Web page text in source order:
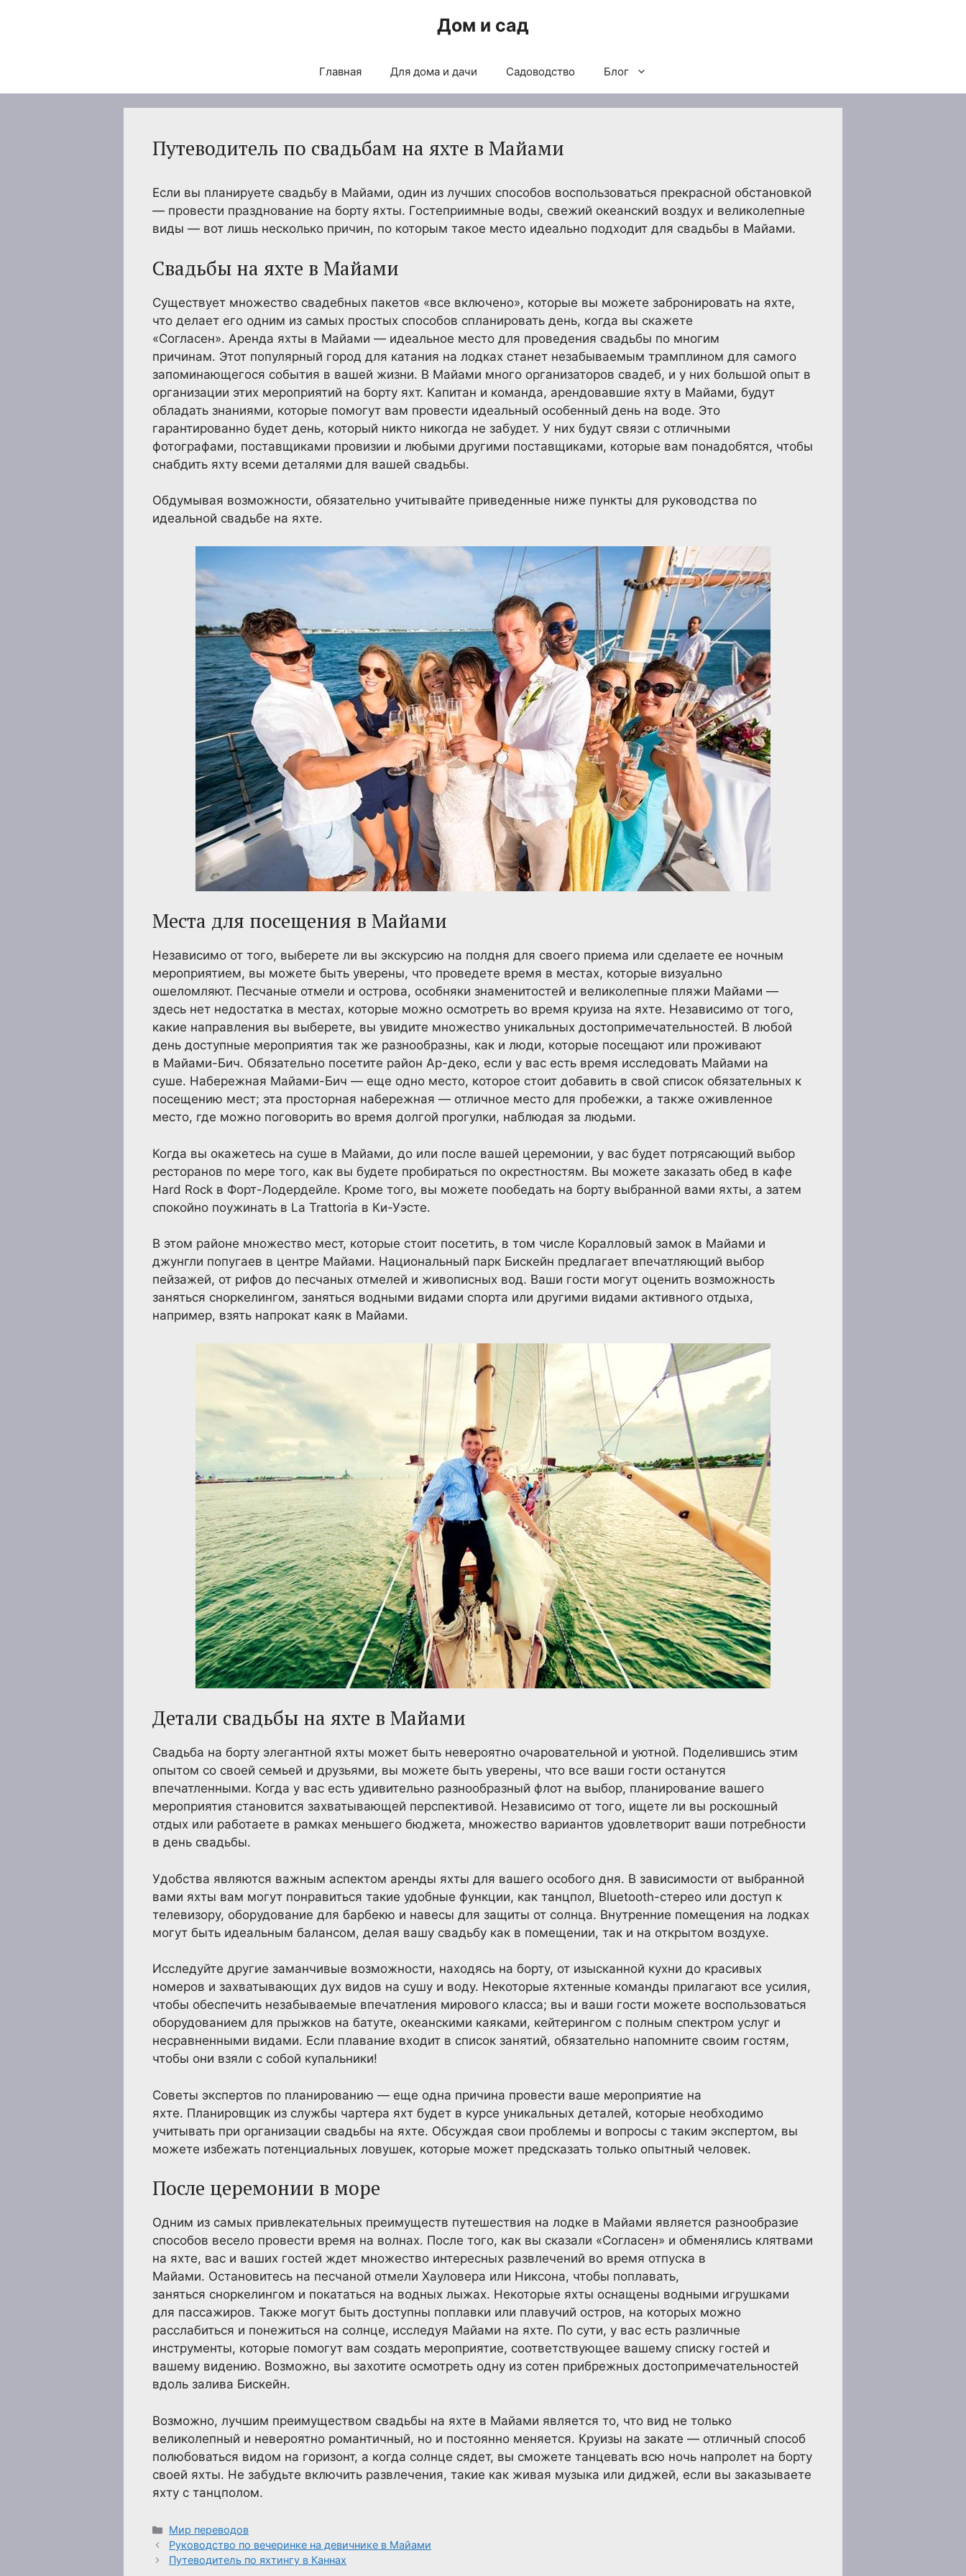
Дом и сад
Главная Для дома и дачи Садоводство Блог
Путеводитель по свадьбам на яхте в Майами
Если вы планируете свадьбу в Майами, один из лучших способов воспользоваться прекрасной обстановкой
— провести празднование на борту яхты. Гостеприимные воды, свежий океанский воздух и великолепные
виды — вот лишь несколько причин, по которым такое место идеально подходит для свадьбы в Майами.
Свадьбы на яхте в Майами
Существует множество свадебных пакетов «все включено», которые вы можете забронировать на яхте,
что делает его одним из самых простых способов спланировать день, когда вы скажете
«Согласен». Аренда яхты в Майами — идеальное место для проведения свадьбы по многим
причинам. Этот популярный город для катания на лодках станет незабываемым трамплином для самого
запоминающегося события в вашей жизни. В Майами много организаторов свадеб, и у них большой опыт в
организации этих мероприятий на борту яхт. Капитан и команда, арендовавшие яхту в Майами, будут
обладать знаниями, которые помогут вам провести идеальный особенный день на воде. Это
гарантированно будет день, который никто никогда не забудет. У них будут связи с отличными
фотографами, поставщиками провизии и любыми другими поставщиками, которые вам понадобятся, чтобы
снабдить яхту всеми деталями для вашей свадьбы.
Обдумывая возможности, обязательно учитывайте приведенные ниже пункты для руководства по
идеальной свадьбе на яхте.
Места для посещения в Майами
Независимо от того, выберете ли вы экскурсию на полдня для своего приема или сделаете ее ночным
мероприятием, вы можете быть уверены, что проведете время в местах, которые визуально
ошеломляют. Песчаные отмели и острова, особняки знаменитостей и великолепные пляжи Майами —
здесь нет недостатка в местах, которые можно осмотреть во время круиза на яхте. Независимо от того,
какие направления вы выберете, вы увидите множество уникальных достопримечательностей. В любой
день доступные мероприятия так же разнообразны, как и люди, которые посещают или проживают
в Майами-Бич. Обязательно посетите район Ар-деко, если у вас есть время исследовать Майами на
суше. Набережная Майами-Бич — еще одно место, которое стоит добавить в свой список обязательных к
посещению мест; эта просторная набережная — отличное место для пробежки, а также оживленное
место, где можно поговорить во время долгой прогулки, наблюдая за людьми.
Когда вы окажетесь на суше в Майами, до или после вашей церемонии, у вас будет потрясающий выбор
ресторанов по мере того, как вы будете пробираться по окрестностям. Вы можете заказать обед в кафе
Hard Rock в Форт-Лодердейле. Кроме того, вы можете пообедать на борту выбранной вами яхты, а затем
спокойно поужинать в La Trattoria в Ки-Уэсте.
В этом районе множество мест, которые стоит посетить, в том числе Коралловый замок в Майами и
джунгли попугаев в центре Майами. Национальный парк Бискейн предлагает впечатляющий выбор
пейзажей, от рифов до песчаных отмелей и живописных вод. Ваши гости могут оценить возможность
заняться сноркелингом, заняться водными видами спорта или другими видами активного отдыха,
например, взять напрокат каяк в Майами.
Детали свадьбы на яхте в Майами
Свадьба на борту элегантной яхты может быть невероятно очаровательной и уютной. Поделившись этим
опытом со своей семьей и друзьями, вы можете быть уверены, что все ваши гости останутся
впечатленными. Когда у вас есть удивительно разнообразный флот на выбор, планирование вашего
мероприятия становится захватывающей перспективой. Независимо от того, ищете ли вы роскошный
отдых или работаете в рамках меньшего бюджета, множество вариантов удовлетворит ваши потребности
в день свадьбы.
Удобства являются важным аспектом аренды яхты для вашего особого дня. В зависимости от выбранной
вами яхты вам могут понравиться такие удобные функции, как танцпол, Bluetooth-стерео или доступ к
телевизору, оборудование для барбекю и навесы для защиты от солнца. Внутренние помещения на лодках
могут быть идеальным балансом, делая вашу свадьбу как в помещении, так и на открытом воздухе.
Исследуйте другие заманчивые возможности, находясь на борту, от изысканной кухни до красивых
номеров и захватывающих дух видов на сушу и воду. Некоторые яхтенные команды прилагают все усилия,
чтобы обеспечить незабываемые впечатления мирового класса; вы и ваши гости можете воспользоваться
оборудованием для прыжков на батуте, океанскими каяками, кейтерингом с полным спектром услуг и
несравненными видами. Если плавание входит в список занятий, обязательно напомните своим гостям,
чтобы они взяли с собой купальники!
Советы экспертов по планированию — еще одна причина провести ваше мероприятие на
яхте. Планировщик из службы чартера яхт будет в курсе уникальных деталей, которые необходимо
учитывать при организации свадьбы на яхте. Обсуждая свои проблемы и вопросы с таким экспертом, вы
можете избежать потенциальных ловушек, которые может предсказать только опытный человек.
После церемонии в море
Одним из самых привлекательных преимуществ путешествия на лодке в Майами является разнообразие
способов весело провести время на волнах. После того, как вы сказали «Согласен» и обменялись клятвами
на яхте, вас и ваших гостей ждет множество интересных развлечений во время отпуска в
Майами. Остановитесь на песчаной отмели Хауловера или Никсона, чтобы поплавать,
заняться сноркелингом и покататься на водных лыжах. Некоторые яхты оснащены водными игрушками
для пассажиров. Также могут быть доступны поплавки или плавучий остров, на которых можно
расслабиться и понежиться на солнце, исследуя Майами на яхте. По сути, у вас есть различные
инструменты, которые помогут вам создать мероприятие, соответствующее вашему списку гостей и
вашему видению. Возможно, вы захотите осмотреть одну из сотен прибрежных достопримечательностей
вдоль залива Бискейн.
Возможно, лучшим преимуществом свадьбы на яхте в Майами является то, что вид не только
великолепный и невероятно романтичный, но и постоянно меняется. Круизы на закате — отличный способ
полюбоваться видом на горизонт, а когда солнце сядет, вы сможете танцевать всю ночь напролет на борту
своей яхты. Не забудьте включить развлечения, такие как живая музыка или диджей, если вы заказываете
яхту с танцполом.
Рубрики
Мир переводов
Руководство по вечеринке на девичнике в Майами
Путеводитель по яхтингу в Каннах